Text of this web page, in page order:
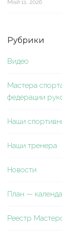
Май 11, 2026
Рубрики
Видео
Мастера
федерации
Наши
Наши тренера
Новости
План —
Реестр